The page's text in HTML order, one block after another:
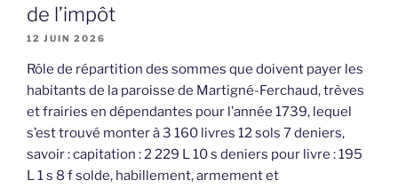
de l’impôt
12 JUIN 2026
Rôle de répartition des sommes que doivent payer les
habitants de la paroisse de Martigné-Ferchaud, trèves
et frairies en dépendantes pour l’année 1739, lequel
s’est trouvé monter à 3 160 livres 12 sols 7 deniers,
savoir : capitation : 2 229 L 10 s deniers pour livre : 195
L 1 s 8 f solde, habillement, armement et